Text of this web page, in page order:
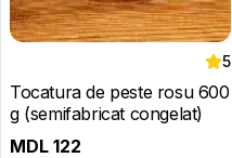
5
Tocatura de peste rosu 600
g (semifabricat congelat)
MDL 122